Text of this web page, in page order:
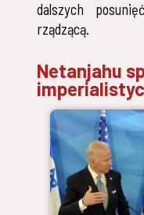
dalszych
rządzącą.
Netanjahu